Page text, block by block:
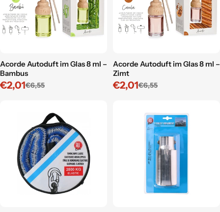
Acorde Autoduft im Glas 8 ml –
Bambus
Verkaufspreis
€2,01
Regulärer€6,55
Acorde Autoduft im Glas 8 ml –
Zimt
Verkaufspreis
€2,01
Regulärer€6,55